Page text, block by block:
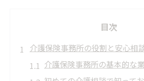
目次
介護保険事務所の役割と安心相
介護保険事務所の基本的な